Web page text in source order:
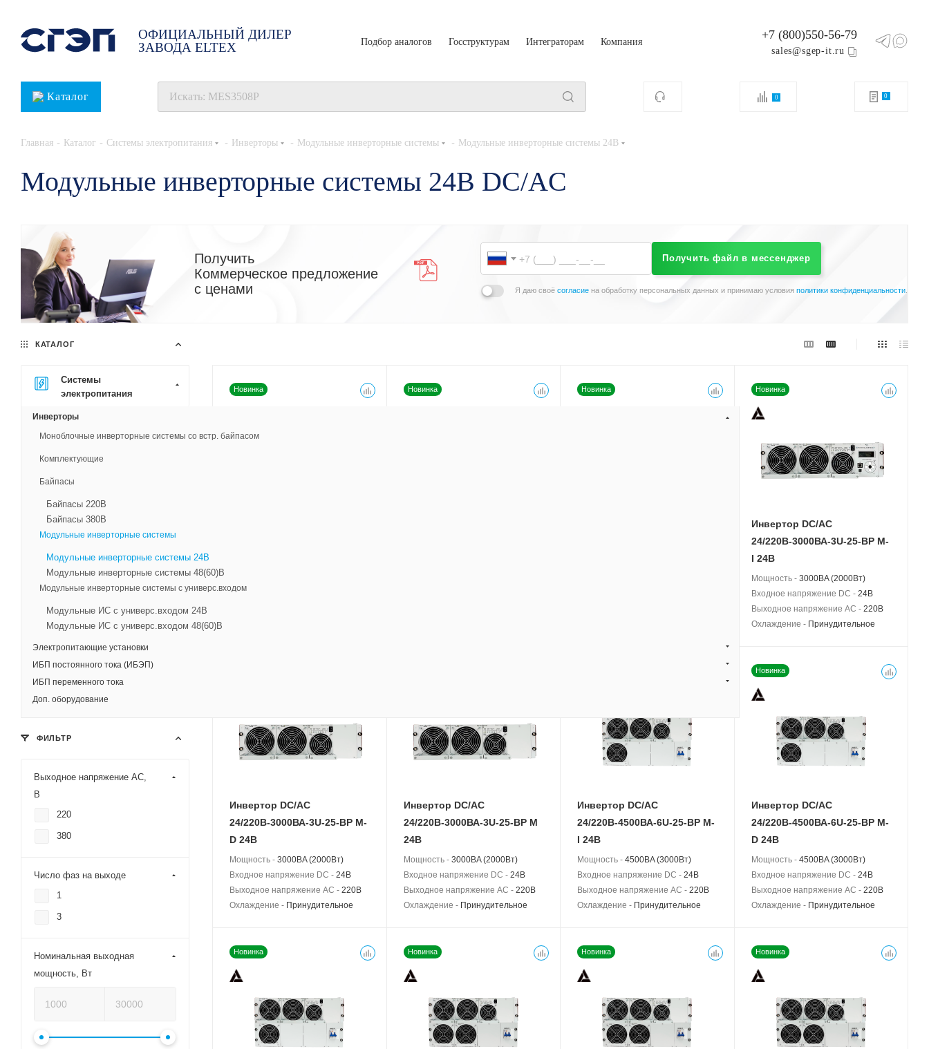
ОФИЦИАЛЬНЫЙ ДИЛЕР
ЗАВОДА ELTEX
Подбор аналогов Госструктурам Интеграторам Компания +7 (800)550-56-79
sales@sgep-it.ru
Каталог 0 0
Главная - Каталог - Системы электропитания - Инверторы - Модульные инверторные системы - Модульные инверторные системы 24В
Модульные инверторные системы 24В DC/AC
Получить
Коммерческое предложение
с ценами
Получить файл в мессенджер
Я даю своё согласиена обработку персональных данных и принимаю условия политики конфиденциальности.
Новинка
Входное напряжение DC -
Новинка Новинка Новинка
Инвертор DC/AC
24/220В-3000ВА-3U-25-BP M-
I 24В
Мощность - 3000BA (2000Вт)
Входное напряжение DC - 24В
Выходное напряжение AC - 220В
Охлаждение - Принудительное
Инвертор DC/AC
24/220В-3000ВА-3U-25-BP M-
D 24В
Мощность - 3000BA (2000Вт)
Входное напряжение DC - 24В
Выходное напряжение AC - 220В
Охлаждение - Принудительное
Инвертор DC/AC
24/220В-3000ВА-3U-25-BP M
24В
Мощность - 3000BA (2000Вт)
Входное напряжение DC - 24В
Выходное напряжение AC - 220В
Охлаждение - Принудительное
Инвертор DC/AC
24/220В-4500ВА-6U-25-BP M-
I 24В
Мощность - 4500BA (3000Вт)
Входное напряжение DC - 24В
Выходное напряжение AC - 220В
Охлаждение - Принудительное
Новинка
Инвертор DC/AC
24/220В-4500ВА-6U-25-BP M-
D 24В
Мощность - 4500BA (3000Вт)
Входное напряжение DC - 24В
Выходное напряжение AC - 220В
Охлаждение - Принудительное
Новинка Новинка Новинка Новинка
КАТАЛОГ
Системы
электропитания
Инверторы
Моноблочные инверторные системы со встр. байпасом
Комплектующие
Байпасы
Байпасы 220В
Байпасы 380В
Модульные инверторные системы
Модульные инверторные системы 24В
Модульные инверторные системы 48(60)В
Модульные инверторные системы с универс.входом
Модульные ИС с универс.входом 24В
Модульные ИС с универс.входом 48(60)В
Электропитающие установки
ИБП постоянного тока (ИБЭП)
ИБП переменного тока
Доп. оборудование
ФИЛЬТР
Выходное напряжение AC,
В
220
380
Число фаз на выходе
1
3
Номинальная выходная
мощность, Вт